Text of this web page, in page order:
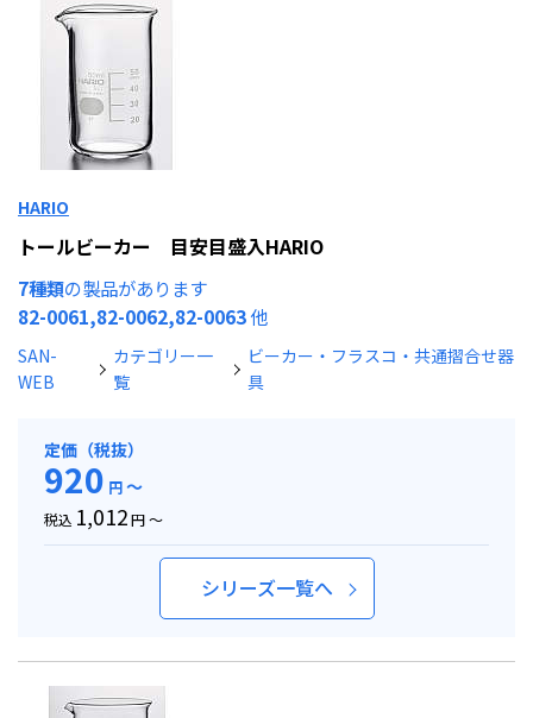
HARIO
トールビーカー 目安目盛入HARIO
7種類の製品があります
82-0061,82-0062,82-0063他
SAN-
WEB
カテゴリー一
覧
ビーカー・フラスコ・共通摺合せ器
具
定価（税抜）
920 円～
税込 1,012円 ～
シリーズ一覧へ